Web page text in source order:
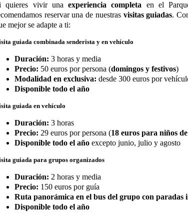
quieres vivir unaexperiencia completa en el
reservar una de nuestras visitas guiadas.
mejor se adapte a ti:
guiada combinada senderista y en vehículo
Duración: 3 horas y media
Precio: 50 euros por persona (domingos y festivos)
Modalidad en exclusiva: desde 300 euros por
Disponible todo el año
guiada en vehículo
Duración: 3 horas
Precio: 29 euros por persona (18 euros para niños
Disponible todo el año excepto junio, julio y agosto
guiada para grupos organizados
Duración: 2 horas y media
Precio: 150 euros por guía
Ruta panorámica en el bus del grupo con paradas
Disponible todo el año